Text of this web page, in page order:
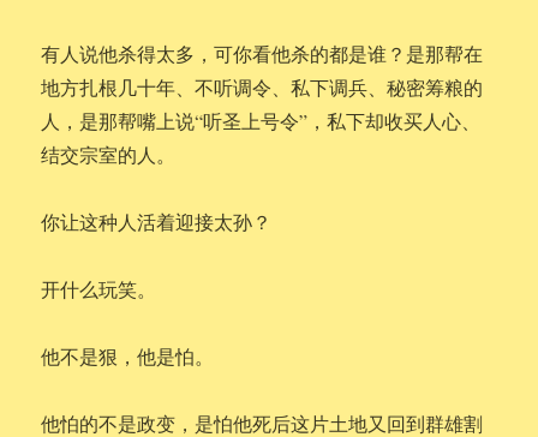
有人说他杀得太多，可你看他杀的都是谁？是那帮在
地方扎根几十年、不听调令、私下调兵、秘密筹粮的
人，是那帮嘴上说“听圣上号令”，私下却收买人心、
结交宗室的人。
你让这种人活着迎接太孙？
开什么玩笑。
他不是狠，他是怕。
他怕的不是政变，是怕他死后这片土地又回到群雄割